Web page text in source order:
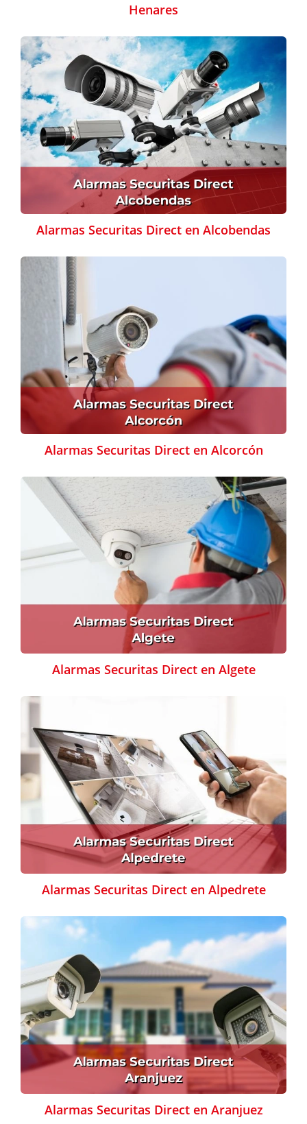
Henares
Alarmas Securitas Direct en Alcobendas
Alarmas Securitas Direct en Alcorcón
Alarmas Securitas Direct en Algete
Alarmas Securitas Direct en Alpedrete
Alarmas Securitas Direct en Aranjuez